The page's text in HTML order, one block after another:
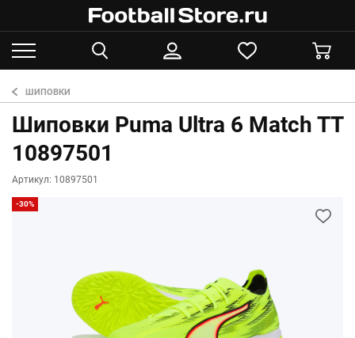
ШИПОВКИ
Шиповки Puma Ultra 6 Match TT
10897501
Артикул: 10897501
-30%